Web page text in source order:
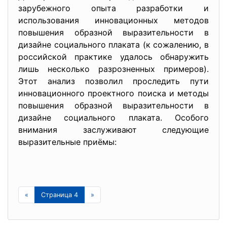
зарубежного опыта разработки и
использования инновационных методов
повышения образной выразительности в
дизайне социального плаката (к сожалению, в
российской практике удалось обнаружить
лишь несколько разрозненных примеров).
Этот анализ позволил проследить пути
инновационного проектного поиска и методы
повышения образной выразительности в
дизайне социального плаката. Особого
внимания заслуживают следующие
выразительные приёмы:
« Страница 4 »